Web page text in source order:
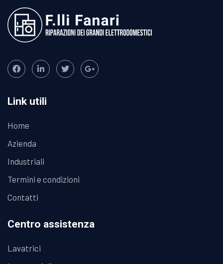
Link utili
Home
Azienda
Industriali
Termini e condizioni
Contatti
Centro assistenza
Lavatrici